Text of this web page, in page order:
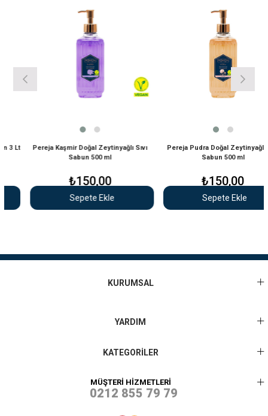
Lt
Pereja Kaşmir Doğal Zeytinyağlı Sıvı
Sabun 500 ml
₺150,00
Sepete Ekle
Pereja Pudra Doğal Zeytinyağlı
Sabun 500 ml
₺150,00
Sepete Ekle
KURUMSAL
YARDIM
KATEGORİLER
MÜŞTERİ HİZMETLERİ
0212 855 79 79